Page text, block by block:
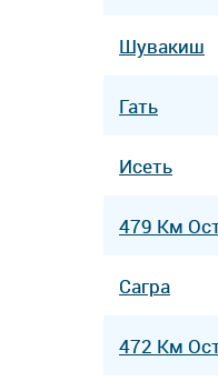
Шувакиш
Гать
Исеть
479 Км
Сагра
472 Км